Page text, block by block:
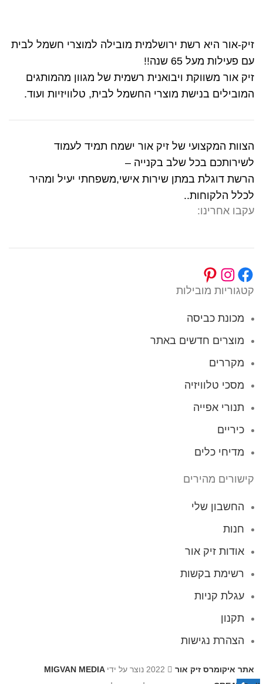
זיק-אור היא רשת ירושלמית מובילה למוצרי חשמל לבית
עם פעילות מעל 65 שנה!!
זיק אור משווקת ויבואנית רשמית של מגוון מהמותגים
המובילים בנישת מוצרי החשמל לבית, טלוויזיות ועוד.
הצוות המקצועי של זיק אור ישמח תמיד לעמוד
לשירותכם בכל שלב בקנייה –
הרשת דוגלת במתן שירות אישי,משפחתי יעיל ומהיר
לכלל הלקוחות..
עקבו אחרינו:
קטגוריות מובילות
מכונת כביסה
מוצרים חדשים באתר
מקררים
מסכי טלוויזיה
תנורי אפייה
כיריים
מדיחי כלים
קישורים מהירים
החשבון שלי
חנות
אודות זיק אור
רשימת בקשות
עגלת קניות
תקנון
הצהרת נגישות
אתר איקומרס זיק אור
MIGVAN MEDIA